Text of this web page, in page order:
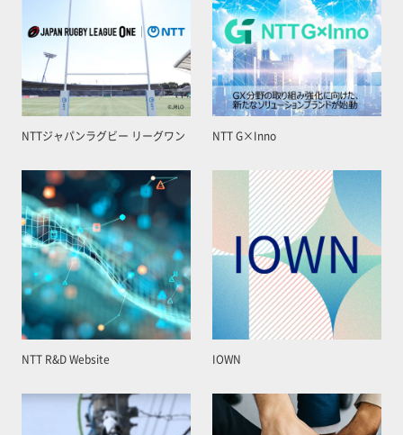
NTTジャパンラグビー リーグワン NTT G×Inno
NTT R&D Website IOWN